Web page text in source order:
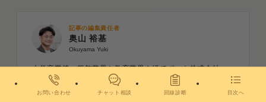
記事の編集責任者
奥山 裕基
Okuyama Yuki
大学卒業後、服飾業界と教育業界を経てポート株式会社
入社後は多数の新規メディア立ち上げに参画し、自身も有
お問い合わせ チャット相談 回線診断 目次へ